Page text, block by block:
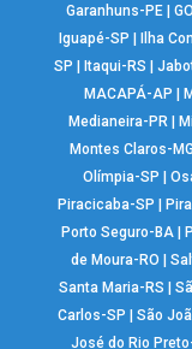
Garanhuns-PE |
Iguapé-SP |Ilha
SP |Itaqui-RS |
MACAPÁ-AP |
Medianeira-PR |
Montes Claros-MG
Olímpia-SP |
Piracicaba-SP |
Porto Seguro-BA|
de Moura-RO |
Santa Maria-RS |
Carlos-SP | São
José do Rio